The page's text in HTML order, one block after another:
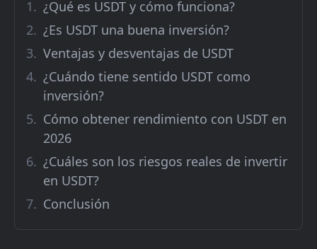
¿Qué es USDT y cómo funciona?
¿Es USDT una buena inversión?
Ventajas y desventajas de USDT
¿Cuándo tiene sentido USDT como
inversión?
Cómo obtener rendimiento con USDT en
2026
¿Cuáles son los riesgos reales de invertir
en USDT?
Conclusión